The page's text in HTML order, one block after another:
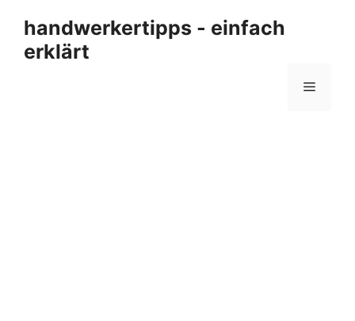
Inhalt
springen
handwerkertipps - einfach
erklärt
Menü